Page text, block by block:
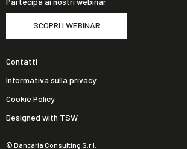
SCOPRI I WEBINAR
© Bancaria Consulting S.r.l.
Contatti
Informativa sulla privacy
Cookie Policy
Designed with TSW